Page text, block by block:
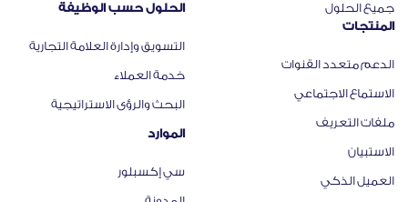
جميع الحلول
المنتجات
الدعم متعدد القنوات
الاستماع الاجتماعي
ملفات التعريف
الاستبيان
العميل الذكي
الحلول حسب الوظيفة
التسويق وإدارة العلامة التجارية
خدمة العملاء
البحث والرؤى الاستراتيجية
الموارد
سي إكسبلور